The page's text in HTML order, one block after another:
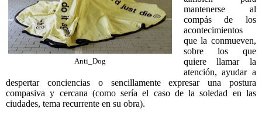
Anti_Dog
mantenerse al
compás de los
acontecimientos
que la conmueven,
sobre los que
quiere llamar la
atención, ayudar a
despertar conciencias o sencillamente expresar una postura
compasiva y cercana (como sería el caso de la soledad en las
ciudades, tema recurrente en su obra).